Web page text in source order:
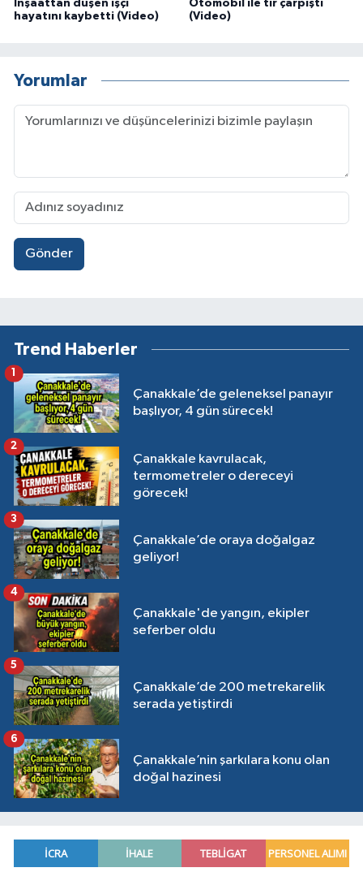
İnşaattan düşen işçi
hayatını kaybetti (Video)
Otomobil ile tır çarpıştı
(Video)
Yorumlar
Gönder
Trend Haberler
Çanakkale’de geleneksel panayır
başlıyor, 4 gün sürecek!
1
Çanakkale kavrulacak,
termometreler o dereceyi
görecek!
2
Çanakkale’de oraya doğalgaz
geliyor!
3
Çanakkale'de yangın, ekipler
seferber oldu
4
Çanakkale’de 200 metrekarelik
serada yetiştirdi
5
Çanakkale’nin şarkılara konu olan
doğal hazinesi
6